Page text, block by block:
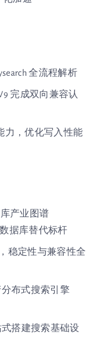
全流程解析
完成双向兼容认
力，优化写入性能
库产业图谱
数据库替代标杆
，稳定性与兼容性全
分布式搜索引擎
式搭建搜索基础设